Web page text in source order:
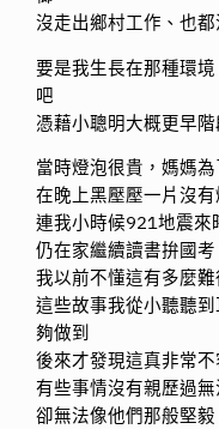
沒走出鄉村工作、也
要是我生長在那種環
吧
憑藉小聰明大概更早
當時燈泡很貴，媽媽
在晚上黑壓壓一片沒
連我小時候921地震來
仍在家繼續讀書拚國考
我以前不懂這有多麼
這些故事我從小聽聽
夠做到
後來才發現這真非常不
有些事情沒有親歷過
卻無法像他們那般堅毅